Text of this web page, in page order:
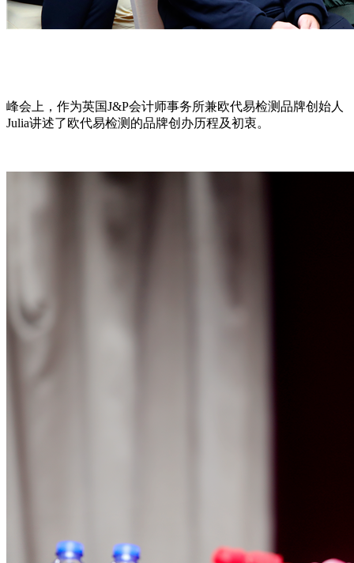
峰会上，作为英国J&P会计师事务所兼欧代易检测品牌创始人
Julia讲述了欧代易检测的品牌创办历程及初衷。